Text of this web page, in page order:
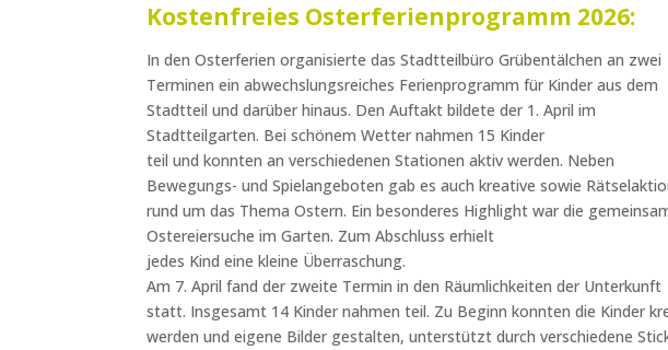
Kostenfreies Osterferienprogramm 2026:
In den Osterferien organisierte das Stadtteilbüro Grübentälchen an zwei
Terminen ein abwechslungsreiches Ferienprogramm für Kinder aus dem
Stadtteil und darüber hinaus. Den Auftakt bildete der 1. April im
Stadtteilgarten. Bei schönem Wetter nahmen 15 Kinder
teil und konnten an verschiedenen Stationen aktiv werden. Neben
Bewegungs- und Spielangeboten gab es auch kreative sowie
rund um das Thema Ostern. Ein besonderes Highlight war die
Ostereiersuche im Garten. Zum Abschluss erhielt
jedes Kind eine kleine Überraschung.
Am 7. April fand der zweite Termin in den Räumlichkeiten der Unterkunft
statt. Insgesamt 14 Kinder nahmen teil. Zu Beginn konnten die Kinder
werden und eigene Bilder gestalten, unterstützt durch verschiedene